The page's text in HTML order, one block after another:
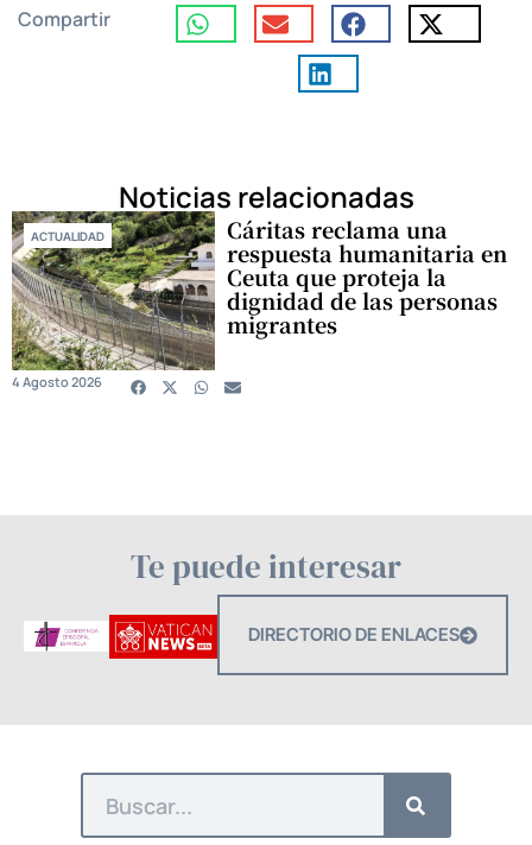
Compartir
Noticias relacionadas
ACTUALIDAD Cáritas reclama una
respuesta humanitaria en
Ceuta que proteja la
dignidad de las personas
migrantes
4 Agosto 2026
Te puede interesar
DIRECTORIO DE ENLACES